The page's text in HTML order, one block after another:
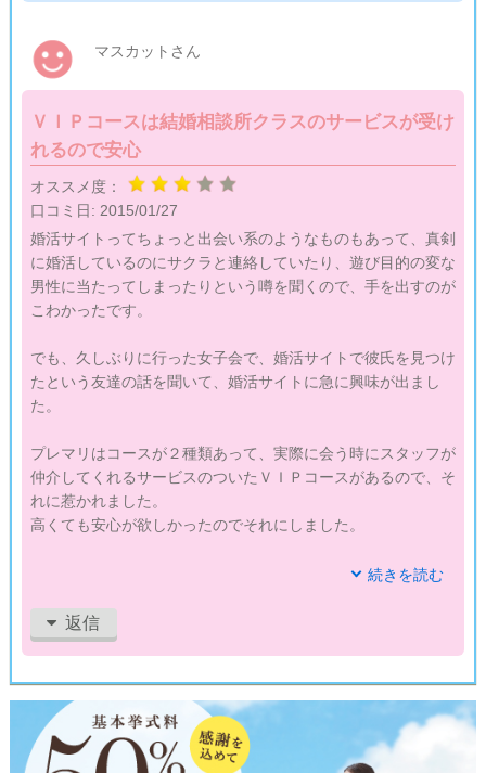
がいいかなと思って検討中です。
マスカットさん
ＶＩＰコースは結婚相談所クラスのサービスが受け
れるので安心
オススメ度：
口コミ日: 2015/01/27
婚活サイトってちょっと出会い系のようなものもあって、真剣
に婚活しているのにサクラと連絡していたり、遊び目的の変な
男性に当たってしまったりという噂を聞くので、手を出すのが
こわかったです。
でも、久しぶりに行った女子会で、婚活サイトで彼氏を見つけ
たという友達の話を聞いて、婚活サイトに急に興味が出まし
た。
プレマリはコースが２種類あって、実際に会う時にスタッフが
仲介してくれるサービスのついたＶＩＰコースがあるので、そ
れに惹かれました。
高くても安心が欲しかったのでそれにしました。
実際にそんな何人とも直接会うところまでいかないので、ブラ
るようなので、そっちにしても良かったかなと思っています。
入会金と登録料が無料のキャンペーンの時に入ったので、通常
よりお安く出会えてラッキーでした。
ＶＩＰコースだと結婚相談所並みのサービスが受けられるの
続きを読む
返信